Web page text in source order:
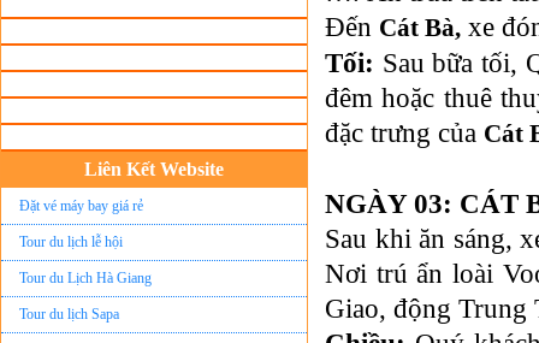
Liên Kết Website
Đặt vé máy bay giá rẻ
Tour du lịch lễ hội
Tour du Lịch Hà Giang
Tour du lịch Sapa
Đến Cát Bà, xe
Tối: Sau bữa tối,
đêm hoặc thuê
đặc trưng của Cát
NGÀY 03: CÁT
Sau khi ăn sáng,
Nơi trú ẩn loài
Giao, động Trung